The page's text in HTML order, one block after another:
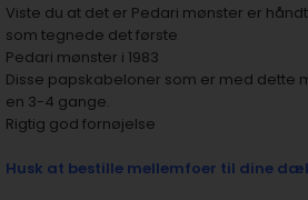
Viste du at det er Pedari mønster er
som tegnede det første
Pedari mønster i 1983
Disse papskabeloner som er med dette
en 3-4 gange.
Rigtig god fornøjelse
Husk at bestille mellemfoer til dine